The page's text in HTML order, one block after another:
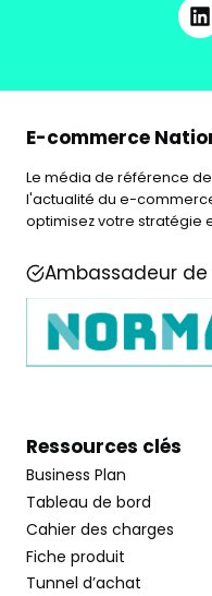
E-commerce
Le média de référence
l'actualité du e-
optimisez votre stratégie
Ambassadeur
Ressources clés
Business Plan
Tableau de bord
Cahier des charges
Fiche produit
Tunnel d’achat